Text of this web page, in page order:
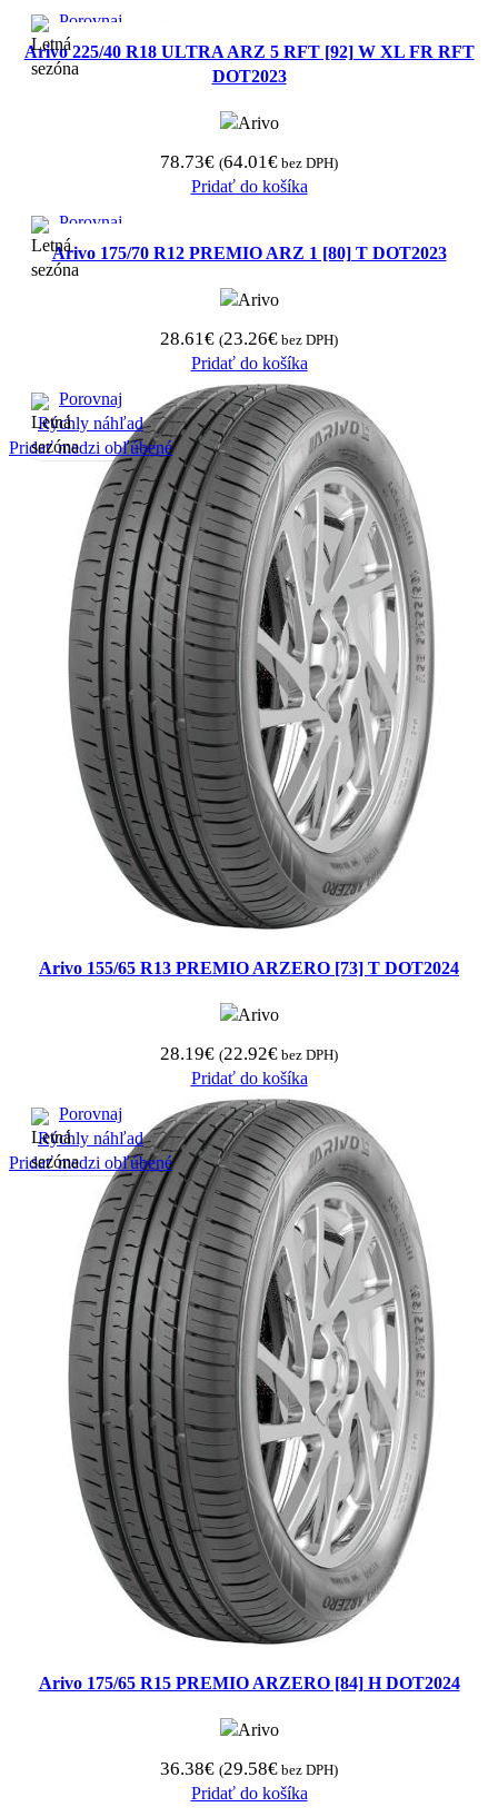
Porovnaj
Rýchly náhľad
Pridať medzi obľúbené
Arivo 225/40 R18 ULTRA ARZ 5 RFT [92] W XL FR RFT
DOT2023
78.73€ (64.01€ bez DPH)
Pridať do košíka
Porovnaj
Rýchly náhľad
Pridať medzi obľúbené
Arivo 175/70 R12 PREMIO ARZ 1 [80] T DOT2023
28.61€ (23.26€ bez DPH)
Pridať do košíka
Porovnaj
Rýchly náhľad
Pridať medzi obľúbené
Arivo 155/65 R13 PREMIO ARZERO [73] T DOT2024
28.19€ (22.92€ bez DPH)
Pridať do košíka
Porovnaj
Rýchly náhľad
Pridať medzi obľúbené
Arivo 175/65 R15 PREMIO ARZERO [84] H DOT2024
36.38€ (29.58€ bez DPH)
Pridať do košíka